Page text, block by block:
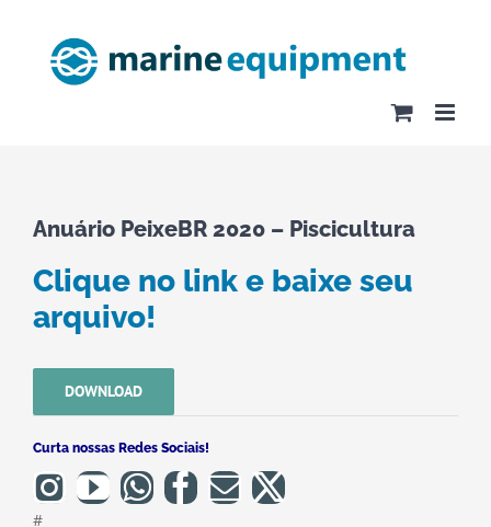
Anuário PeixeBR 2020 – Piscicultura
Clique no link e baixe seu
arquivo!
DOWNLOAD
Curta nossas Redes Sociais!
#